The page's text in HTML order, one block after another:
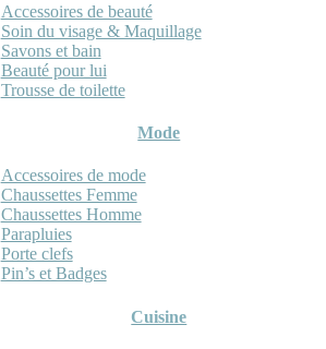
Accessoires de beauté
Soin du visage & Maquillage
Savons et bain
Beauté pour lui
Trousse de toilette
Mode
Accessoires de mode
Chaussettes Femme
Chaussettes Homme
Parapluies
Porte clefs
Pin’s et Badges
Cuisine